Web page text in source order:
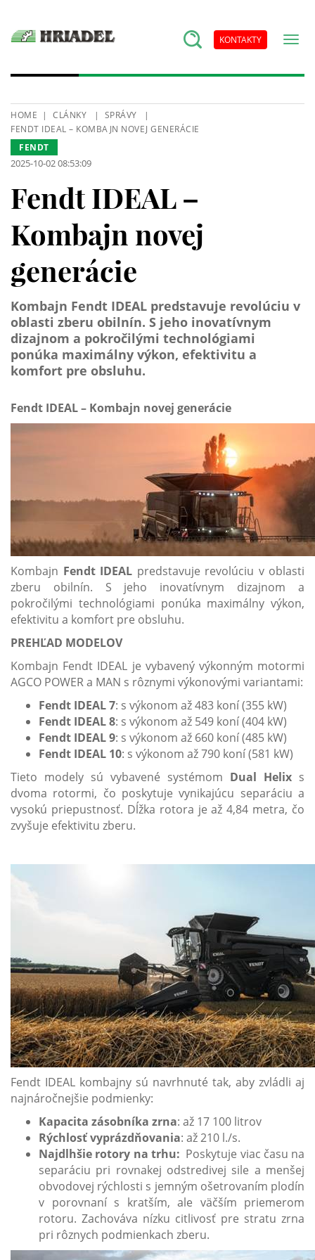
KONTAKTY
HOME CLÁNKY
SPRÁVY
FENDT IDEAL – KOMBAJN NOVEJ GENERÁCIE
FENDT
2025-10-02 08:53:09
Fendt IDEAL –
Kombajn novej
generácie
Kombajn Fendt IDEAL predstavuje revolúciu v
oblasti zberu obilnín. S jeho inovatívnym
dizajnom a pokročilými technológiami
ponúka maximálny výkon, efektivitu a
komfort pre obsluhu.
Fendt IDEAL – Kombajn novej generácie
Kombajn Fendt IDEAL predstavuje revolúciu v oblasti
zberu obilnín. S jeho inovatívnym dizajnom a
pokročilými technológiami ponúka maximálny výkon,
efektivitu a komfort pre obsluhu.
PREHĽAD MODELOV
Kombajn Fendt IDEAL je vybavený výkonným motormi
AGCO POWER a MAN s rôznymi výkonovými variantami:
Fendt IDEAL 7: s výkonom až 483 koní (355 kW)
Fendt IDEAL 8: s výkonom až 549 koní (404 kW)
Fendt IDEAL 9: s výkonom až 660 koní (485 kW)
Fendt IDEAL 10: s výkonom až 790 koní (581 kW)
Tieto modely sú vybavené systémom Dual Helix s
dvoma rotormi, čo poskytuje vynikajúcu separáciu a
vysokú priepustnosť. Dĺžka rotora je až 4,84 metra, čo
zvyšuje efektivitu zberu.
Fendt IDEAL kombajny sú navrhnuté tak, aby zvládli aj
najnáročnejšie podmienky:
Kapacita zásobníka zrna: až 17 100 litrov
Rýchlosť vyprázdňovania: až 210 l./s.
Najdlhšie rotory na trhu: Poskytuje viac času na
separáciu pri rovnakej odstredivej sile a menšej
obvodovej rýchlosti s jemným ošetrovaním plodín
v porovnaní s kratším, ale väčším priemerom
rotoru. Zachováva nízku citlivosť pre stratu zrna
pri rôznych podmienkach zberu.